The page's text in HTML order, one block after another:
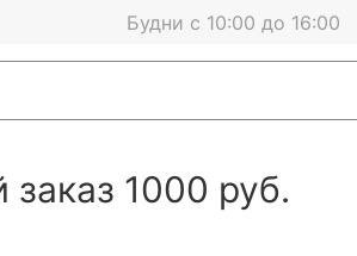
Будни с 10:00 до 16:00
1000 руб.